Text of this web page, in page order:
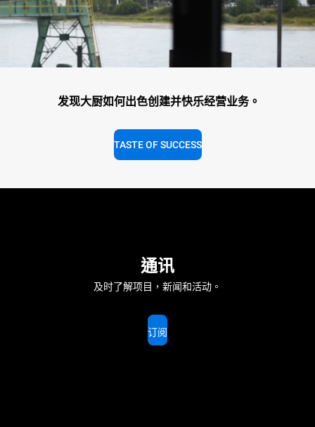
发现大厨如何出色创建并快乐经营业务。
TASTE OF SUCCESS
通讯
及时了解项目，新闻和活动。
订阅